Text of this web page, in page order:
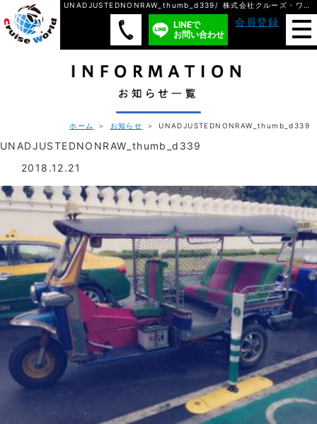
UNADJUSTEDNONRAW_thumb_d339/ 株式会社クルーズ・ワールド
LINEで
お問い合わせ
会員登録
ホーム ＞ お知らせ ＞ UNADJUSTEDNONRAW_thumb_d339
UNADJUSTEDNONRAW_thumb_d339
2018.12.21